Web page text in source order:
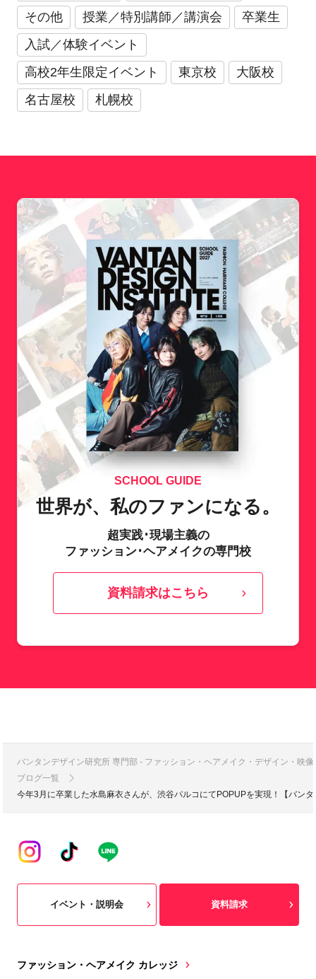
その他 授業／特別講師／講演会
卒業生
入試／体験イベント
高校2年生限定イベント
東京校
大阪校
名古屋校
札幌校
SCHOOL GUIDE
世界が、私のファンになる。
超実践･現場主義の
ファッション･ヘアメイクの専門校
資料請求はこちら
バンタンデザイン研究所 専門部 - ファッション・ヘアメイク・デザイン・映
ブログ一覧
今年3月に卒業した水島麻衣さんが、渋谷パルコにてPOPUPを実現！【バン
ファッション・ヘアメイク カレッジ
イベント・説明会 資料請求